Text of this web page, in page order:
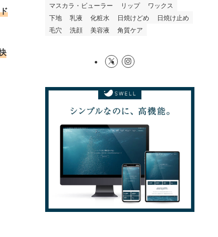
マスカラ・ビューラー
リップ
ワックス
下地
乳液 化粧水 日焼けどめ
日焼け止め
毛穴
洗顔 美容液 角質ケア